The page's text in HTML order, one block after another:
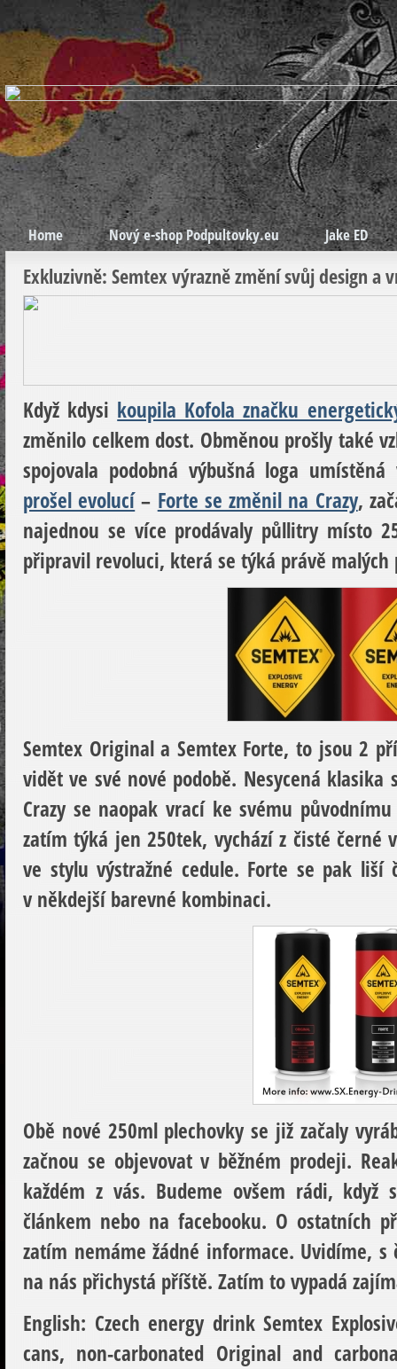
Home Nový e-shop Podpultovky.eu Jake ED
Exkluzivně: Semtex výrazně změní svůj design a
Když kdysi koupila Kofola značku
změnilo celkem dost. Obměnou prošly také
spojovala podobná výbušná loga
prošel evolucí– Forte se změnil na Crazy,
najednou se více prodávaly půllitry místo
připravil revoluci, která se týká právě malých
Semtex Original a Semtex Forte, to jsou 2
vidět ve své nové podobě. Nesycená
Crazy se naopak vrací ke svému
zatím týká jen 250tek, vychází z čisté černé
ve stylu výstražné cedule. Forte se pak liší
v někdejší barevné kombinaci.
Obě nové 250ml plechovky se již začaly
začnou se objevovat v běžném prodeji.
každém z vás. Budeme ovšem rádi,
článkem nebo na facebooku. O ostatních
zatím nemáme žádné informace. Uvidíme,
na nás přichystá příště. Zatím to vypadá
English: Czech energy drink Semtex
cans, non-carbonated Original and